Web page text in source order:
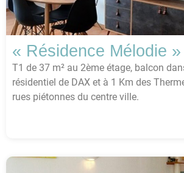
« Résidence Mélodie
T1 de 37 m² au 2ème étage, balcon
résidentiel de DAX et à 1 Km des
rues piétonnes du centre ville.